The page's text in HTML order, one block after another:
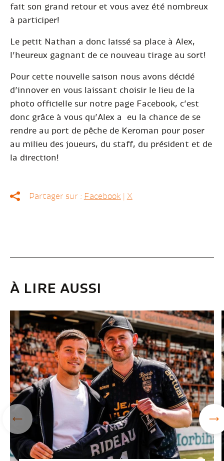
fait son grand retour et vous avez été nombreux
à participer!
Le petit Nathan a donc laissé sa place à Alex,
l’heureux gagnant de ce nouveau tirage au sort!
Pour cette nouvelle saison nous avons décidé
d’innover en vous laissant choisir le lieu de la
photo officielle sur notre page Facebook, c’est
donc grâce à vous qu’Alex a eu la chance de se
rendre au port de pêche de Keroman pour poser
au milieu des joueurs, du staff, du président et de
la direction!
Partager sur : Facebook| X
À LIRE AUSSI